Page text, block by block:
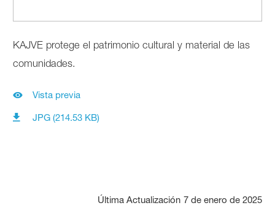
KAJVE protege el patrimonio cultural y material de las
comunidades.
Vista previa
JPG (214.53 KB)
Última Actualización 7 de enero de 2025